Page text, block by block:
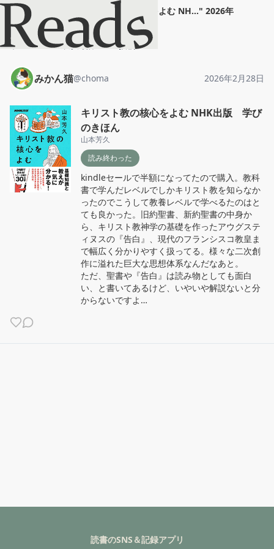
キリスト教の核心をよむ NH..." 2026年
2月28日
ホーム
みかん猫 投稿
みかん猫@choma 2026年2月28日
キリスト教の核心をよむ NHK出版 学び
のきほん
山本芳久
読み終わった
kindleセールで半額になってたので購入。教科
書で学んだレベルでしかキリスト教を知らなか
ったのでこうして教養レベルで学べるたのはと
ても良かった。旧約聖書、新約聖書の中身か
ら、キリスト教神学の基礎を作ったアウグステ
ィヌスの『告白』、現代のフランシスコ教皇ま
で幅広く分かりやすく扱ってる。様々な二次創
作に溢れた巨大な思想体系なんだなあと。
ただ、聖書や『告白』は読み物としても面白
い、と書いてあるけど、いやいや解説ないと分
からないですよ…
読書のSNS＆記録アプリ